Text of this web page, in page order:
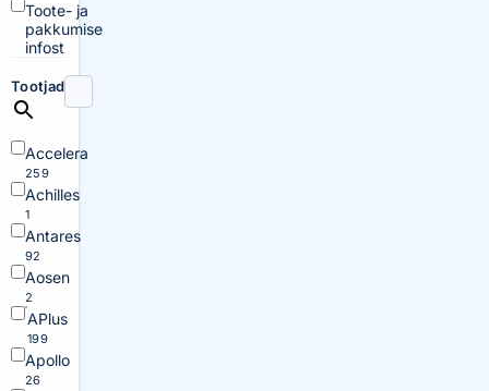
Toote- ja
pakkumise
infost
Tootjad
Accelera
259
Achilles
1
Antares
92
Aosen
2
APlus
199
Apollo
26